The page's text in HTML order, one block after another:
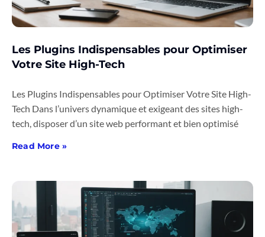
Les Plugins Indispensables pour Optimiser
Votre Site High-Tech
Les Plugins Indispensables pour Optimiser Votre Site High-
Tech Dans l’univers dynamique et exigeant des sites high-
tech, disposer d’un site web performant et bien optimisé
Read More »